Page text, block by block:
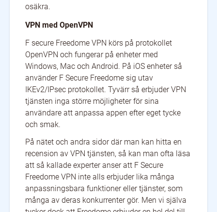
osäkra.
VPN med OpenVPN
F secure Freedome VPN körs på protokollet
OpenVPN och fungerar på enheter med
Windows, Mac och Android. På iOS enheter så
använder F Secure Freedome sig utav
IKEv2/IPsec protokollet. Tyvärr så erbjuder VPN
tjänsten inga större möjligheter för sina
användare att anpassa appen efter eget tycke
och smak.
På nätet och andra sidor där man kan hitta en
recension av VPN tjänsten, så kan man ofta läsa
att så kallade experter anser att F Secure
Freedome VPN inte alls erbjuder lika många
anpassningsbara funktioner eller tjänster, som
många av deras konkurrenter gör. Men vi själva